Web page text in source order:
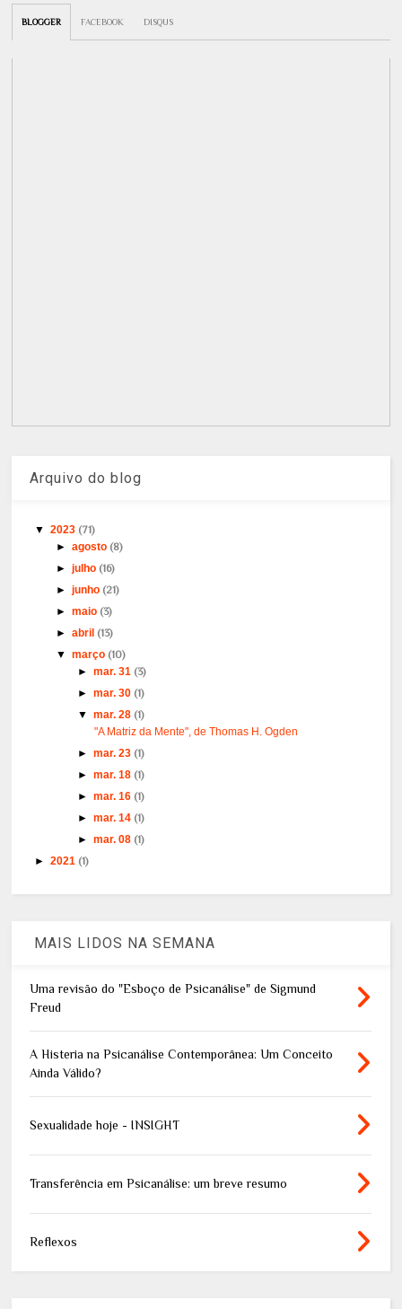
BLOGGER FACEBOOK DISQUS
Arquivo do blog
▼2023 (71)
►agosto (8)
►julho (16)
►junho (21)
►maio (3)
►abril (13)
▼março (10)
►mar. 31 (3)
►mar. 30 (1)
▼mar. 28 (1)
"A Matriz da Mente", de Thomas H. Ogden
►mar. 23 (1)
►mar. 18 (1)
►mar. 16 (1)
►mar. 14 (1)
►mar. 08 (1)
►2021 (1)
MAIS LIDOS NA SEMANA
Uma revisão do "Esboço de Psicanálise" de Sigmund
Freud
A Histeria na Psicanálise Contemporânea: Um Conceito
Ainda Válido?
Sexualidade hoje - INSIGHT
Transferência em Psicanálise: um breve resumo
Reflexos